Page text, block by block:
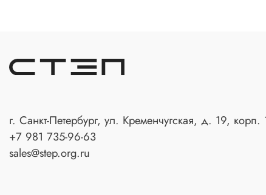
г. Санкт-Петербург, ул. Кременчугская, д. 19, корп.
+7 981 735-96-63
sales@step.org.ru